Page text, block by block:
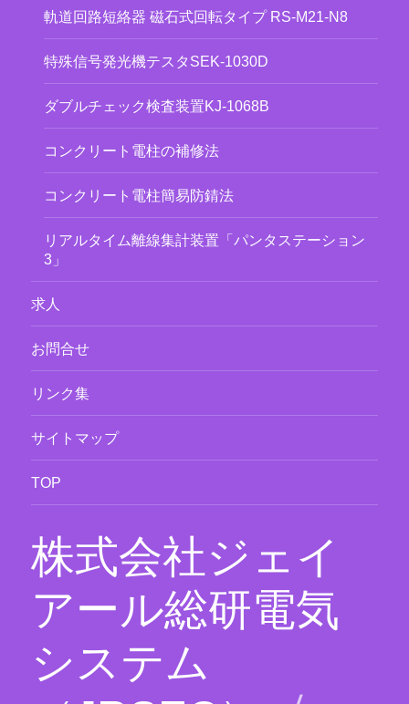
軌道回路短絡器 磁石式回転タイプ RS-M21-N8
特殊信号発光機テスタSEK-1030D
ダブルチェック検査装置KJ-1068B
コンクリート電柱の補修法
コンクリート電柱簡易防錆法
リアルタイム離線集計装置「パンタステーション
3」
求人
お問合せ
リンク集
サイトマップ
TOP
株式会社ジェイ
アール総研電気
システム